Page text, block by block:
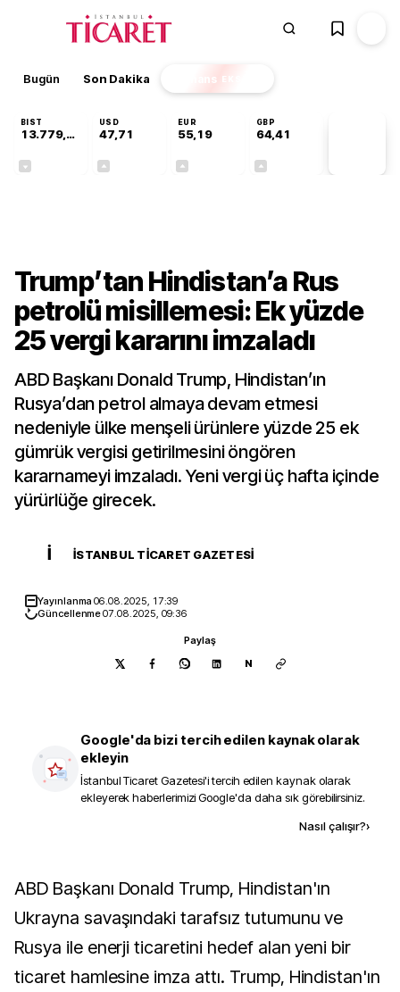
Bugün Son Dakika Finans EKSTRA
BIST
13.779,39
USD
47,71
EUR
55,19
GBP
64,41
Trump’tan Hindistan’a Rus
petrolü misillemesi: Ek yüzde
25 vergi kararını imzaladı
ABD Başkanı Donald Trump, Hindistan’ın
Rusya’dan petrol almaya devam etmesi
nedeniyle ülke menşeli ürünlere yüzde 25 ek
gümrük vergisi getirilmesini öngören
kararnameyi imzaladı. Yeni vergi üç hafta içinde
yürürlüğe girecek.
İ İSTANBUL TICARET GAZETESI
Yayınlanma06.08.2025, 17:39
Güncellenme07.08.2025, 09:36
Paylaş
N
Google'da bizi tercih edilen kaynak olarak
ekleyin
İstanbul Ticaret Gazetesi'i tercih edilen kaynak olarak
ekleyerek haberlerimizi Google'da daha sık görebilirsiniz.
Nasıl çalışır?›
ABD Başkanı Donald Trump, Hindistan'ın
Ukrayna savaşındaki tarafsız tutumunu ve
Rusya ile enerji ticaretini hedef alan yeni bir
ticaret hamlesine imza attı. Trump, Hindistan'ın